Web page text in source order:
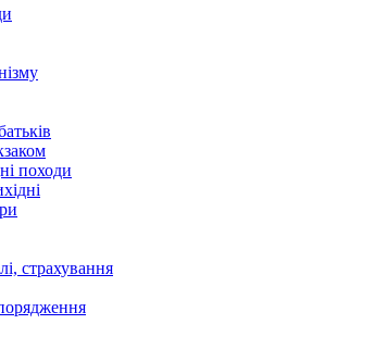
походи
страхування